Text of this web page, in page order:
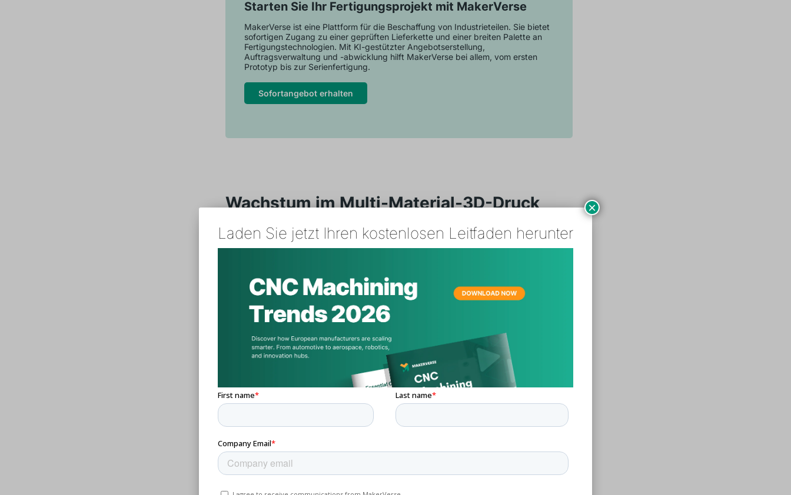
Starten Sie Ihr Fertigungsprojekt mit MakerVerse
MakerVerse ist eine Plattform für die Beschaffung von Industrieteilen. Sie bietet
sofortigen Zugang zu einer geprüften Lieferkette und einer breiten Palette an
Fertigungstechnologien. Mit KI-gestützter Angebotserstellung,
Auftragsverwaltung und -abwicklung hilft MakerVerse bei allem, vom ersten
Prototyp bis zur Serienfertigung.
Sofortangebot erhalten
Wachstum im Multi-Material-3D-Druck
Laden Sie jetzt Ihren kostenlosen Leitfaden herunter
×